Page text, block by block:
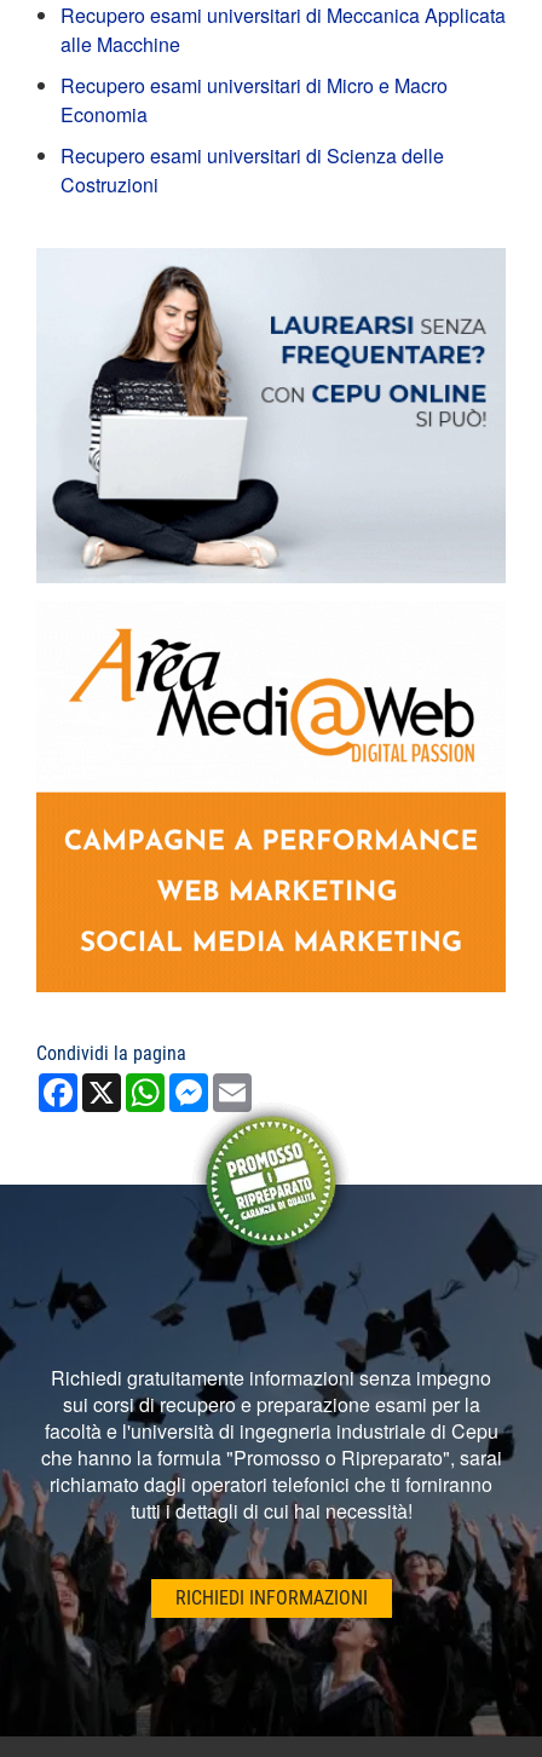
Recupero esami universitari di Meccanica Applicata
alle Macchine
Recupero esami universitari di Micro e Macro
Economia
Recupero esami universitari di Scienza delle
Costruzioni
Condividi la pagina
Facebook
X WhatsAppMessenger
Richiedi gratuitamente informazioni senza impegno
sui corsi di recupero e preparazione esami per la
facoltà e l'università di ingegneria industriale di Cepu
che hanno la formula "Promosso o Ripreparato", sarai
richiamato dagli operatori telefonici che ti forniranno
tutti i dettagli di cui hai necessità!
RICHIEDI INFORMAZIONI